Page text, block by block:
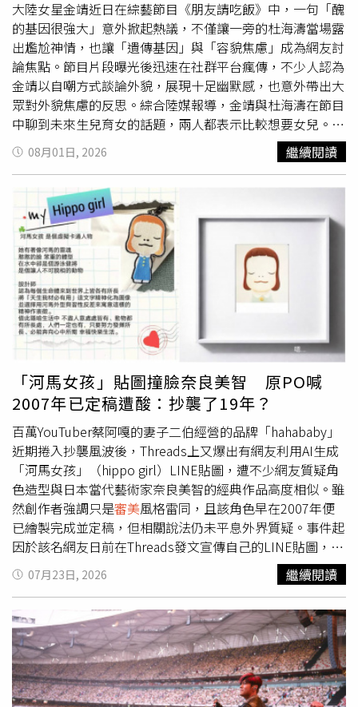
「到底憑什麼？」她表示，自己從未要求任何人依照自己的
審美打扮，也沒有干涉別人的生活，因此無法接受有人反過
來要求她卸妝或改變習慣。如果未來仍持續遭到惡意攻擊或
散布不實言論，不排除依法提出毀謗告訴。事件曝光後，也
有更多網友湧入她的社群平台留言鼓勵，希望她不要因外界
批評而失去自信。有網友表示，「不要太在意那些酸民」
「繼續做自己就好」「真正重要的是工作能力，不是妝容濃
淡」「只要沒有造成別人困擾，就不用迎合任何人的眼
光」，也有人認為，有些批評其實只是出於嫉妒，希望她不
報導，使原本只是一篇地方政府的例行會議貼文，意外演變
成全國關注的熱門話題。面對網友批評妝容過於濃烈，女公
務員親自發文反擊，強調化妝是個人自由。（圖／翻攝自臉
書，คมชัดลึกs）
時候都會感受到這樣的情緒。這次我沒有像以前那樣修飾自
己的情緒；過去我總是會反覆修改，想把歌詞調整得更溫和
一些，但這次，我沒有這麼做。」
大陸女星金靖近日在綜藝節目《朋友請吃飯》中，一句「醜
的基因很強大」意外掀起熱議，不僅讓一旁的杜海濤當場露
出尷尬神情，也讓「遺傳基因」與「容貌焦慮」成為網友討
論焦點。節目片段曝光後迅速在社群平台瘋傳，不少人認為
金靖以自嘲方式談論外貌，展現十足幽默感，也意外帶出大
眾對外貌焦慮的反思。綜合陸媒報導，金靖與杜海濤在節目
中聊到未來生兒育女的話題，兩人都表示比較想要女兒。杜
海濤坦言，自己擔心孩子會遺傳到「眼睛小、又胖」等外貌
特徵。對此，金靖先笑回「女兒肯定像你」，隨後脫口說出
一句「有一句話很傷人的嘛，醜的基因很強大」，讓杜海濤
瞬間苦笑、不停擦汗，現場笑聲不斷。為了說明自己的看
法，金靖還分享家族經驗，表示自己與母親、小姨幾乎像是
「共用一張臉」，雖然父親及小姨父長相都相當帥氣，但下
一代仍明顯遺傳母系家族的五官，忍不住笑稱家族基因「真
的很強大」。她強調，這只是節目中的玩笑與自嘲，並非科
學論述。片段播出後，網友紛紛分享自身經驗，也有人舉出
不少演藝圈例子，討論孩子往往更像父親或母親的現象。不
過，也有生物及醫學相關背景的網友指出，外貌並不存在所
謂「美」或「醜」的基因，人的五官是由多種基因共同作用
形成，而部分外觀特徵可能因顯性遺傳而較容易表現，因此
不能簡單以一句「醜的基因很強大」概括。除了節目效果
外，更多觀眾認為金靖真正打動人的是她面對外貌議題的態
度。她不避諱拿自己開玩笑，反而以幽默化解對容貌的焦
慮，展現自然、自信的「鬆弛感」。過去受訪時，她也曾表
示，不希望自己被單一審美 標準定義，認為一個人的魅力來
自個性、幽默與自信，而非外表是否符合大眾期待。不少網
友留言表示，相較於一味追求精緻外貌，金靖勇於接納自
己、坦然面對外界評論的態度，更令人印象深刻，也讓這段
看似搞笑的對話，在娛樂效果之外，多了一層關於自我認同
與容貌焦慮的討論。
08月01日, 2026 繼續閱讀
「河馬女孩」貼圖撞臉奈良美智 原PO喊
2007年已定稿遭酸：抄襲了19年？
百萬YouTuber蔡阿嘎的妻子二伯經營的品牌「hahababy」
近期捲入抄襲風波後，Threads上又爆出有網友利用AI生成
「河馬女孩」（hippo girl）LINE貼圖，遭不少網友質疑角
色造型與日本當代藝術家奈良美智的經典作品高度相似。雖
然創作者強調只是審美風格雷同，且該角色早在2007年便
已繪製完成並定稿，但相關說法仍未平息外界質疑。事件起
因於該名網友日前在Threads發文宣傳自己的LINE貼圖，她
表示，這組以「Hippo Girl」刺繡貼布為靈感衍生出來的3D
毛絨質感貼圖「hippo girl doll」，中文名叫「河馬女孩娃
娃」，雖然是運用AI生圖，但也完美的保留了原本橘髮藍裙
的標誌性形象，還加上了超豐富的情緒細節。不過，她也感
嘆，截至2026年6月為止，貼圖收益少的可憐，感嘆「是要
叫我放棄嗎？」然而貼文曝光後，卻引發許多網友質疑角色
整體形象與奈良美智筆下的「大頭女孩」 極其相似，直言
「抄襲當然沒人要用啊」、「原來是抄襲美智，還以為是奈
07月23日, 2026 繼續閱讀